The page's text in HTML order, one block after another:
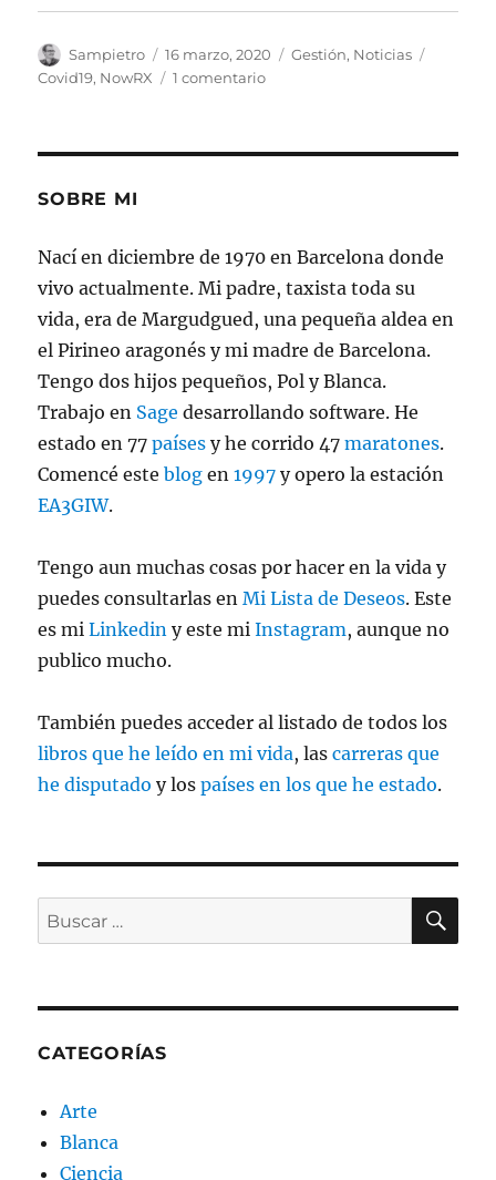
Autor
Sampietro
Publicado
el
16 marzo, 2020 Categorías
Gestión, Noticias
Covid19, NowRX 1 comentarioen
SOBRE MI
Nací en diciembre de 1970 en Barcelona donde
vivo actualmente. Mi padre, taxista toda su
vida, era de Margudgued, una pequeña aldea en
el Pirineo aragonés y mi madre de Barcelona.
Tengo dos hijos pequeños, Pol y Blanca.
Trabajo en Sage desarrollando software. He
estado en 77países y he corrido 47maratones.
Comencé esteblog en1997 y opero la estación
EA3GIW.
Tengo aun muchas cosas por hacer en la vida y
puedes consultarlas enMi Lista de Deseos. Este
es miLinkedin y este miInstagram, aunque no
publico mucho.
También puedes acceder al listado de todos los
libros que he leído en mi vida, lascarreras que
he disputado y lospaíses en los que he estado.
Buscar
por:
CATEGORÍAS
Arte
Blanca
Ciencia